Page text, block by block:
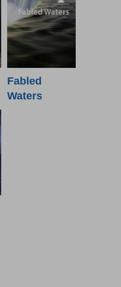
Fabled
Waters